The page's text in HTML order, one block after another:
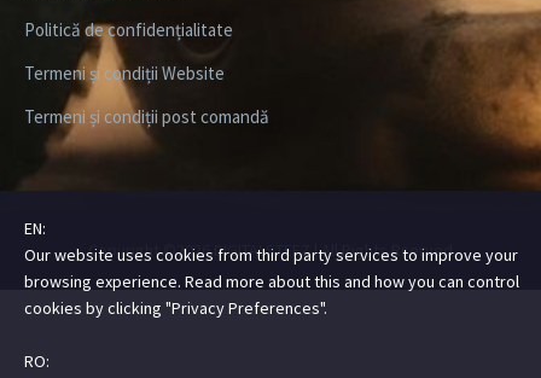
Politică de confidențialitate
Termeni și condiții Website
Termeni și condiții post comandă
Copyright ©2026 DIGITALSTEEZ| All Rights Rserved
EN:
Our website uses cookies from third party services to improve your
browsing experience. Read more about this and how you can control
cookies by clicking "Privacy Preferences".
RO: